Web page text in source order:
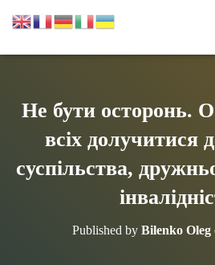
Не бути осторонь.
всіх долучитися
суспільства,
Published by Bilenko Oleg